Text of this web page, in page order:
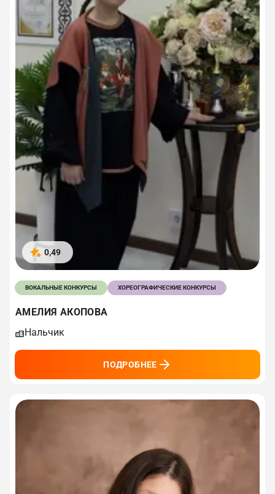
0,49
ВОКАЛЬНЫЕ КОНКУРСЫ ХОРЕОГРАФИЧЕСКИЕ КОНКУРСЫ
АМЕЛИЯ АКОПОВА
Нальчик
ПОДРОБНЕЕ